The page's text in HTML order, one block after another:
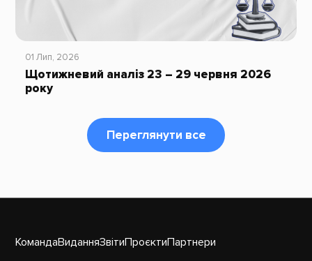
01 Лип, 2026
Щотижневий аналіз 23 – 29 червня 2026
року
Переглянути все
КомандаВиданняЗвітиПроєктиПартнери